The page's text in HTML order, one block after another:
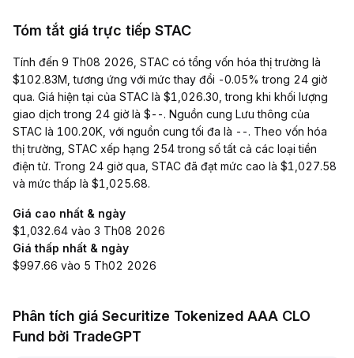
Tóm tắt giá trực tiếp STAC
Tính đến 9 Th08 2026, STAC có tổng vốn hóa thị trường là
$102.83M, tương ứng với mức thay đổi -0.05% trong 24 giờ
qua. Giá hiện tại của STAC là $1,026.30, trong khi khối lượng
giao dịch trong 24 giờ là $--. Nguồn cung Lưu thông của
STAC là 100.20K, với nguồn cung tối đa là --. Theo vốn hóa
thị trường, STAC xếp hạng 254 trong số tất cả các loại tiền
điện tử. Trong 24 giờ qua, STAC đã đạt mức cao là $1,027.58
và mức thấp là $1,025.68.
Giá cao nhất & ngày
$1,032.64 vào 3 Th08 2026
Giá thấp nhất & ngày
$997.66 vào 5 Th02 2026
Phân tích giá Securitize Tokenized AAA CLO
Fund bởi TradeGPT